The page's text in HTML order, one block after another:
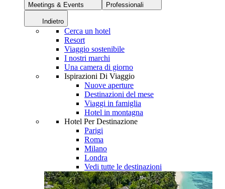
Meetings & Events Professionali
Indietro
Cerca un hotel
Resort
Viaggio sostenibile
I nostri marchi
Una camera di giorno
Ispirazioni Di Viaggio
Nuove aperture
Destinazioni del mese
Viaggi in famiglia
Hotel in montagna
Hotel Per Destinazione
Parigi
Roma
Milano
Londra
Vedi tutte le destinazioni